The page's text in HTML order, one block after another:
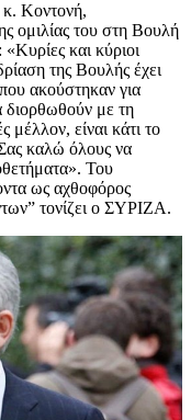
κ. Κοντονή,
ομιλίας του στη Βουλή
και κύριοι
της Βουλής έχει
ακούστηκαν για
διορθωθούν με τη
μέλλον, είναι κάτι το
καλώ όλους να
Του
ως αχθοφόρος
τονίζει ο ΣΥΡΙΖΑ.